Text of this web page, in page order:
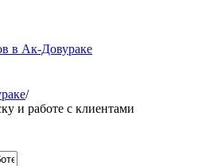
в Ак-Довураке
/
и работе с клиентами